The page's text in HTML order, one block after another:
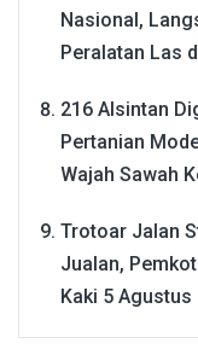
Nasional,
Peralatan Las
216 Alsintan
Pertanian
Wajah Sawah
Trotoar Jalan
Jualan,
Kaki 5 Agustus